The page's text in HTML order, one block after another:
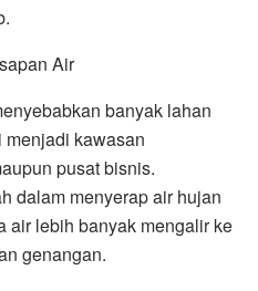
Air
banyak lahan
kawasan
pusat bisnis.
dalam menyerap air hujan
air lebih banyak mengalir ke
genangan.